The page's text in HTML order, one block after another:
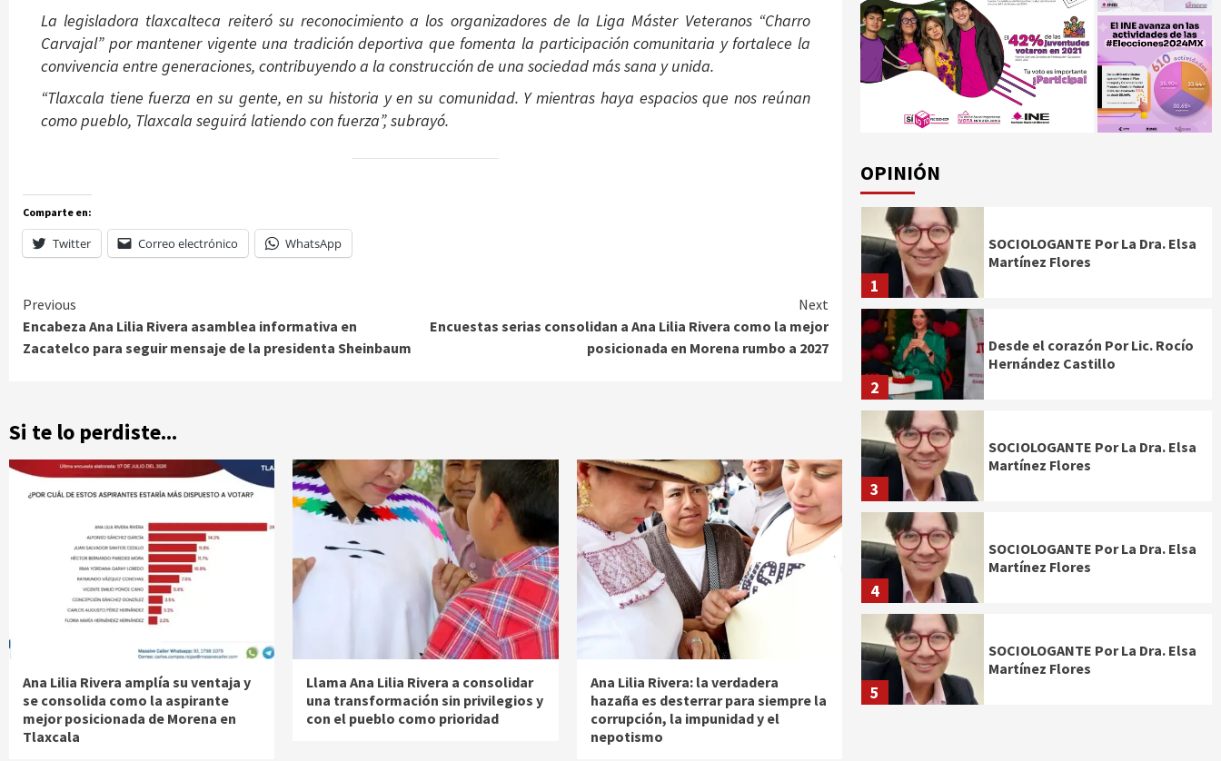
La legisladora tlaxcalteca reiteró su reconocimiento a los organizadores de la Liga Máster Veteranos “Charro
Carvajal” por mantener vigente una tradición deportiva que fomenta la participación comunitaria y fortalece la
convivencia entre generaciones, contribuyendo a la construcción de una sociedad más sana y unida.
“Tlaxcala tiene fuerza en su gente, en su historia y en su comunidad. Y mientras haya espacios que nos reúnan
como pueblo, Tlaxcala seguirá latiendo con fuerza”, subrayó.
Comparte en:
Twitter Correo electrónico WhatsApp
Continue
Reading
Previous
Encabeza Ana Lilia Rivera asamblea informativa en
Zacatelco para seguir mensaje de la presidenta Sheinbaum
Next
Encuestas serias consolidan a Ana Lilia Rivera como la mejor
posicionada en Morena rumbo a 2027
Si te lo perdiste...
Ana Lilia Rivera amplía su ventaja y
se consolida como la aspirante
mejor posicionada de Morena en
Tlaxcala
Llama Ana Lilia Rivera a consolidar
una transformación sin privilegios y
con el pueblo como prioridad
Ana Lilia Rivera: la verdadera
hazaña es desterrar para siempre la
corrupción, la impunidad y el
nepotismo
OPINIÓN
1
SOCIOLOGANTE Por La Dra. Elsa
Martínez Flores
2
Desde el corazón Por Lic. Rocío
Hernández Castillo
3
SOCIOLOGANTE Por La Dra. Elsa
Martínez Flores
4
SOCIOLOGANTE Por La Dra. Elsa
Martínez Flores
5
SOCIOLOGANTE Por La Dra. Elsa
Martínez Flores